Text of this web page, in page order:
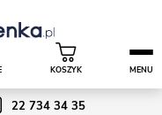
22 734 34 35
KOSZYK MENU